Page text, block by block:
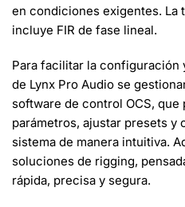
en condiciones exigentes. La
incluye FIR de fase lineal.
Para facilitar la configuración
de Lynx Pro Audio se
software de control OCS, que
parámetros, ajustar presets y
sistema de manera intuitiva.
soluciones de rigging,
rápida, precisa y segura.